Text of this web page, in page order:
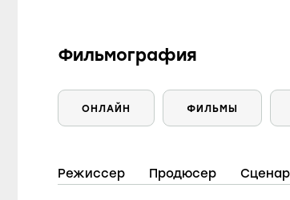
Фильмография
ОНЛАЙН ФИЛЬМЫ
Режиссер Продюсер